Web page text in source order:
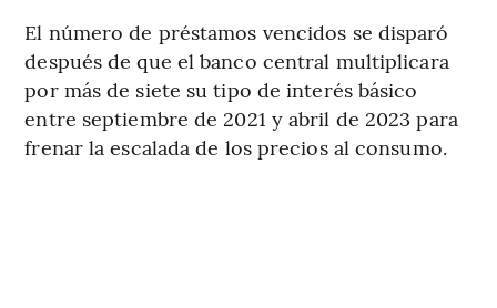
El número de préstamos vencidos se disparó
después de que el banco central multiplicara
por más de siete su tipo de interés básico
entre septiembre de 2021 y abril de 2023 para
frenar la escalada de los precios al consumo.